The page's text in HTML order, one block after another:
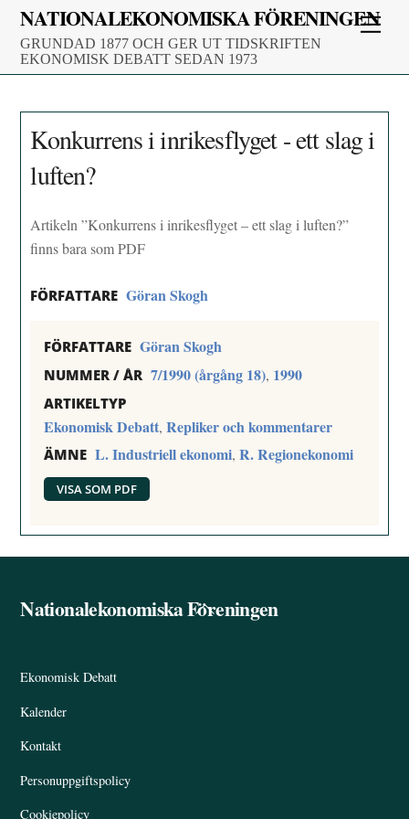
Skip
content
NATIONALEKONOMISKA FÖRENINGEN
GRUNDAD 1877 OCH GER UT TIDSKRIFTEN
EKONOMISK DEBATT SEDAN 1973
Konkurrens i inrikesflyget - ett slag i
luften?
Artikeln ”Konkurrens i inrikesflyget – ett slag i luften?”
finns bara som PDF
FÖRFATTARE Göran Skogh
FÖRFATTARE Göran Skogh
NUMMER / ÅR 7/1990 (årgång 18), 1990
ARTIKELTYP
Ekonomisk Debatt,Repliker och kommentarer
ÄMNE L. Industriell ekonomi,R. Regionekonomi
VISA SOM PDF
Back
Nationalekonomiska Föreningen
Ekonomisk Debatt
Kalender
Kontakt
Personuppgiftspolicy
Cookiepolicy